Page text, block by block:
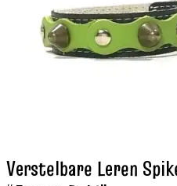
Verstelbare Leren